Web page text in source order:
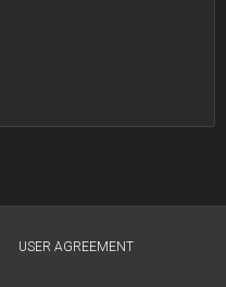
USER AGREEMENT